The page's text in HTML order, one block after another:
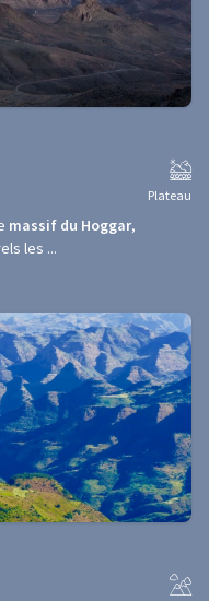
Plateau
massif du Hoggar,
les ...